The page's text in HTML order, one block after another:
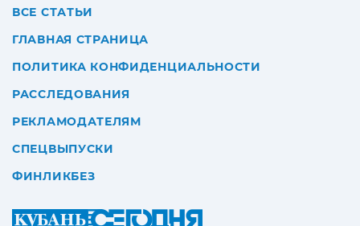
ВСЕ СТАТЬИ
ГЛАВНАЯ СТРАНИЦА
ПОЛИТИКА КОНФИДЕНЦИАЛЬНОСТИ
РАССЛЕДОВАНИЯ
РЕКЛАМОДАТЕЛЯМ
СПЕЦВЫПУСКИ
ФИНЛИКБЕЗ